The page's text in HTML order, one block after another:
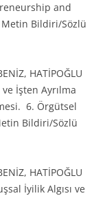
and
Metin Bildiri/Sözlü
HATİPOĞLU
İşten Ayrılma
6. Örgütsel
Bildiri/Sözlü
HATİPOĞLU
İyilik Algısı ve